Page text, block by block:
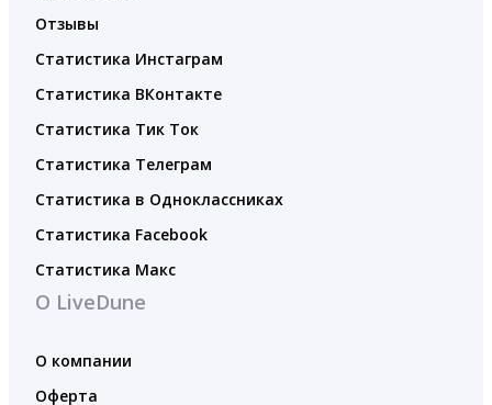
Отзывы
Статистика Инстаграм
Статистика ВКонтакте
Статистика Тик Ток
Статистика Телеграм
Статистика в Одноклассниках
Статистика Facebook
Статистика Макс
О LiveDune
О компании
Оферта